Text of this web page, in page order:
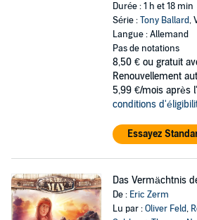
Durée : 1 h et 18 min
Série :Tony Ballard,
Langue : Allemand
Pas de notations
8,50 € ou gratuit
Renouvellement
5,99 €/mois après
conditions
Essayez
Das Vermächtnis
De : Eric Zerm
Lu par :Oliver Feld,